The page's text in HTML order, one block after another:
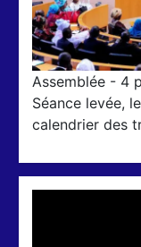
Assemblée - 4
Séance levée,
calendrier des